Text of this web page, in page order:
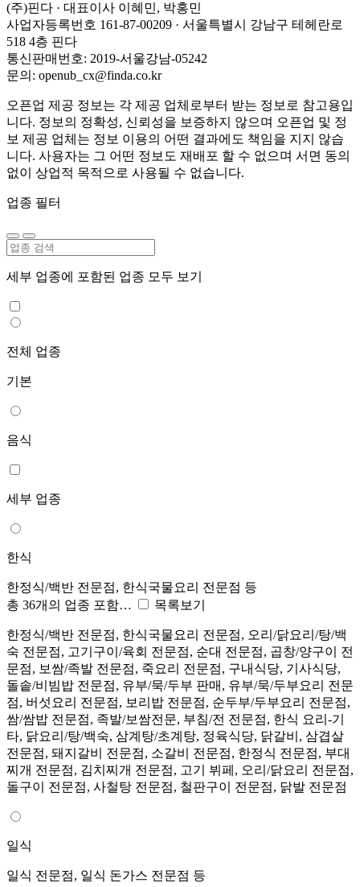
(주)핀다 · 대표이사 이혜민, 박홍민
사업자등록번호 161-87-00209 · 서울특별시 강남구 테헤란로
518 4층 핀다
통신판매번호: 2019-서울강남-05242
문의: openub_cx@finda.co.kr
오픈업 제공 정보는 각 제공 업체로부터 받는 정보로 참고용입
니다. 정보의 정확성, 신뢰성을 보증하지 않으며 오픈업 및 정
보 제공 업체는 정보 이용의 어떤 결과에도 책임을 지지 않습
니다. 사용자는 그 어떤 정보도 재배포 할 수 없으며 서면 동의
없이 상업적 목적으로 사용될 수 없습니다.
업종 필터
세부 업종에 포함된 업종 모두 보기
전체 업종
기본
음식
세부 업종
한식
한정식/백반 전문점, 한식국물요리 전문점 등
총 36개의 업종 포함…
목록보기
한정식/백반 전문점, 한식국물요리 전문점, 오리/닭요리/탕/백
숙 전문점, 고기구이/육회 전문점, 순대 전문점, 곱창/양구이 전
문점, 보쌈/족발 전문점, 죽요리 전문점, 구내식당, 기사식당,
돌솥/비빔밥 전문점, 유부/묵/두부 판매, 유부/묵/두부요리 전문
점, 버섯요리 전문점, 보리밥 전문점, 순두부/두부요리 전문점,
쌈/쌈밥 전문점, 족발/보쌈전문, 부침/전 전문점, 한식 요리-기
타, 닭요리/탕/백숙, 삼계탕/초계탕, 정육식당, 닭갈비, 삼겹살
전문점, 돼지갈비 전문점, 소갈비 전문점, 한정식 전문점, 부대
찌개 전문점, 김치찌개 전문점, 고기 뷔페, 오리/닭요리 전문점,
돌구이 전문점, 사철탕 전문점, 철판구이 전문점, 닭발 전문점
일식
일식 전문점, 일식 돈가스 전문점 등